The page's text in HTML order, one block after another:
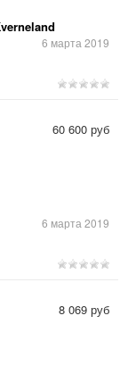
6 марта 2019
6 марта 2019
60 600 руб
8 069 руб